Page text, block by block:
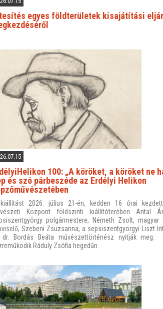
egyes földterületek kisajátítási
100: „A köröket, a köröket ne
és szó párbeszéde az Erdélyi Helikon
2026. július 21-én, kedden 16 órai
Központ földszinti kiállítóterében Antal
polgármestere, Németh Zsolt, magyar
Szebeni Zsuzsanna, a sepsiszentgyörgyi Liszt
Bordás Beáta művészettörténész nyitják meg.
Ráduly Zsófia hegedűn.